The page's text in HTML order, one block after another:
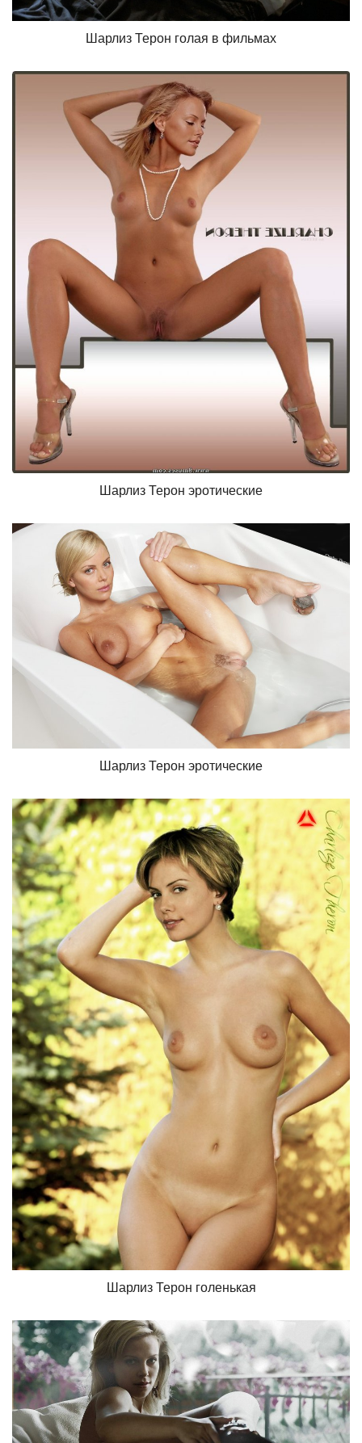
Шарлиз Терон голая в фильмах
Шарлиз Терон эротические
Шарлиз Терон эротические
Шарлиз Терон голенькая